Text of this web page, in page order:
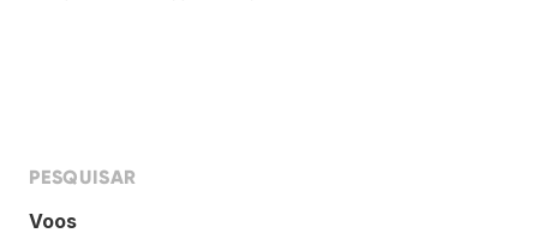
PESQUISAR
Voos